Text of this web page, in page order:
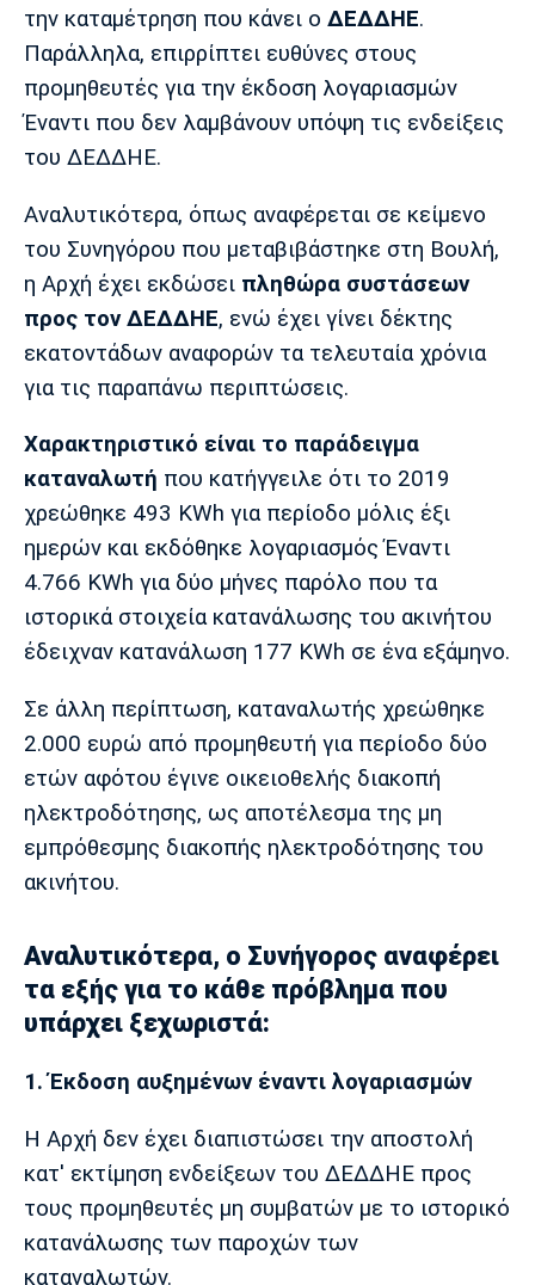
Μάντσεστερ
Γιουνάιτεντ
Τσέλσι Άρσεναλ
Λίβερπουλ
Μάντσεστερ
Σίτι
Γιουβέντους
Ίντερ Μίλαν Μπάγερν
Μπορούσια
Ντόρτμουντ
Ζερμέν
Μαρσέιγ
Ερυθρός
Αστέρας
Τότεναμ
Πόρτο Μπενφίκα
την καταμέτρηση που κάνει ο ΔΕΔΔΗΕ.
Παράλληλα, επιρρίπτει ευθύνες στους
προμηθευτές για την έκδοση λογαριασμών
Έναντι που δεν λαμβάνουν υπόψη τις ενδείξεις
του ΔΕΔΔΗΕ.
Αναλυτικότερα, όπως αναφέρεται σε κείμενο
του Συνηγόρου που μεταβιβάστηκε στη Βουλή,
η Αρχή έχει εκδώσει πληθώρα συστάσεων
προς τον ΔΕΔΔΗΕ, ενώ έχει γίνει δέκτης
εκατοντάδων αναφορών τα τελευταία χρόνια
για τις παραπάνω περιπτώσεις.
Χαρακτηριστικό είναι το παράδειγμα
καταναλωτή που κατήγγειλε ότι το 2019
χρεώθηκε 493 KWh για περίοδο μόλις έξι
ημερών και εκδόθηκε λογαριασμός Έναντι
4.766 KWh για δύο μήνες παρόλο που τα
ιστορικά στοιχεία κατανάλωσης του ακινήτου
έδειχναν κατανάλωση 177 KWh σε ένα εξάμηνο.
Σε άλλη περίπτωση, καταναλωτής χρεώθηκε
2.000 ευρώ από προμηθευτή για περίοδο δύο
ετών αφότου έγινε οικειοθελής διακοπή
ηλεκτροδότησης, ως αποτέλεσμα της μη
εμπρόθεσμης διακοπής ηλεκτροδότησης του
ακινήτου.
Αναλυτικότερα, ο Συνήγορος αναφέρει
τα εξής για το κάθε πρόβλημα που
υπάρχει ξεχωριστά:
1. Έκδοση αυξημένων έναντι λογαριασμών
Η Αρχή δεν έχει διαπιστώσει την αποστολή
κατ' εκτίμηση ενδείξεων του ΔΕΔΔΗΕ προς
τους προμηθευτές μη συμβατών με το ιστορικό
κατανάλωσης των παροχών των
καταναλωτών.